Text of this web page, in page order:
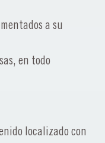
a su
en todo
localizado con